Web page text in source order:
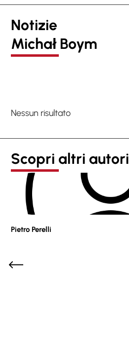
Notizie
Michał Boym
Nessun risultato
Scopri altri autori
Pietro Perelli